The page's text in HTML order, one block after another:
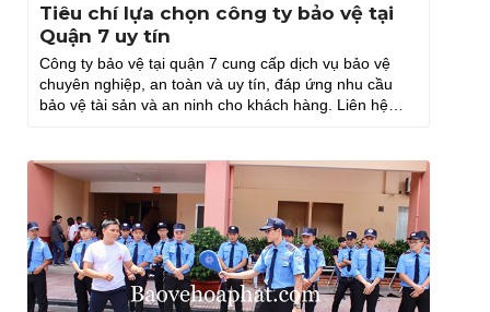
Tiêu chí lựa chọn công ty bảo vệ tại
Quận 7 uy tín
Công ty bảo vệ tại quận 7 cung cấp dịch vụ bảo vệ
chuyên nghiệp, an toàn và uy tín, đáp ứng nhu cầu
bảo vệ tài sản và an ninh cho khách hàng. Liên hệ